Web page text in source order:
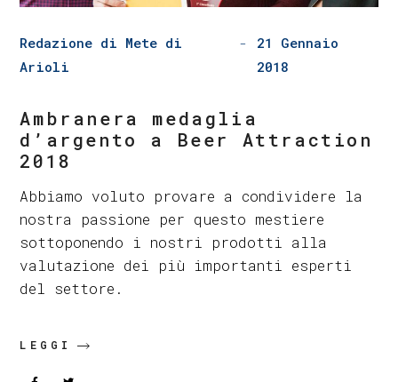
Redazione di Mete di
Arioli
21 Gennaio
2018
Ambranera medaglia
d’argento a Beer Attraction
2018
Abbiamo voluto provare a condividere la
nostra passione per questo mestiere
sottoponendo i nostri prodotti alla
valutazione dei più importanti esperti
del settore.
LEGGI